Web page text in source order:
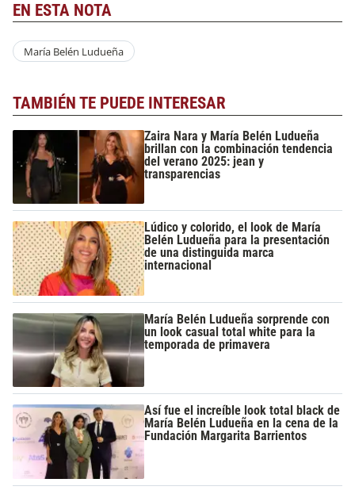
EN ESTA NOTA
María Belén Ludueña
TAMBIÉN TE PUEDE INTERESAR
Zaira Nara y María Belén Ludueña
brillan con la combinación tendencia
del verano 2025: jean y
transparencias
Lúdico y colorido, el look de María
Belén Ludueña para la presentación
de una distinguida marca
internacional
María Belén Ludueña sorprende con
un look casual total white para la
temporada de primavera
Así fue el increíble look total black de
María Belén Ludueña en la cena de la
Fundación Margarita Barrientos